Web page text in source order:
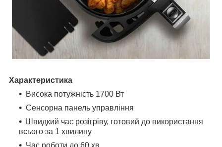
Характеристика
Висока потужність 1700 Вт
Сенсорна панель управління
Швидкий час розігріву, готовий до використання
всього за 1 хвилину
Час роботи до 60 хв